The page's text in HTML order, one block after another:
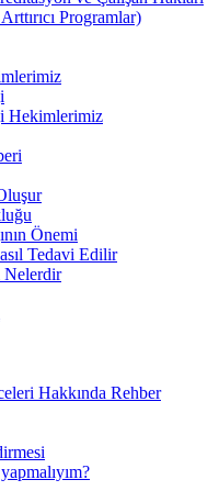
Programlar)
Hekimlerimiz
Önemi
Tedavi Edilir
Nelerdir
Hakkında Rehber